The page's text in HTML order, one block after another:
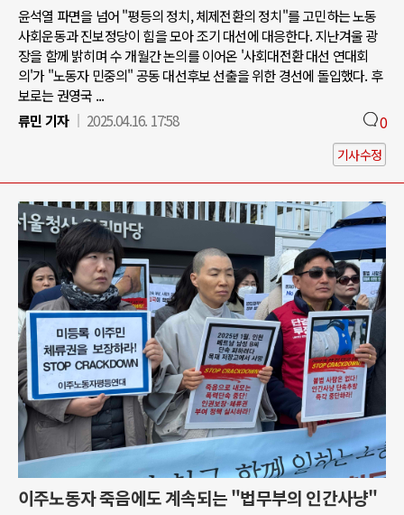
윤석열 파면을 넘어 "평등의 정치, 체제전환의 정치"를 고민하는 노동
사회운동과 진보정당이 힘을 모아 조기 대선에 대응한다. 지난겨울 광
장을 함께 밝히며 수 개월간 논의를 이어온 '사회대전환 대선 연대회
의'가 "노동자 민중의" 공동 대선후보 선출을 위한 경선에 돌입했다. 후
보로는 권영국 ...
류민 기자
2025.04.16. 17:58 0
기사수정
이주노동자 죽음에도 계속되는 "법무부의 인간사냥"